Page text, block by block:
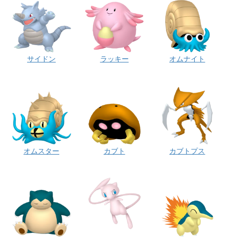
サイドン ラッキー オムナイト
オムスター カブト カブトプス